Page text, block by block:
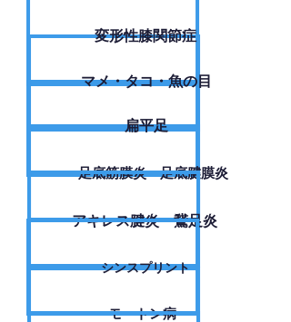
変形性膝関節症
​マメ・タコ・魚の目
扁平足
足底筋膜炎・足底腱膜炎
アキレス腱炎・鵞足炎
シンスプリント
モートン病